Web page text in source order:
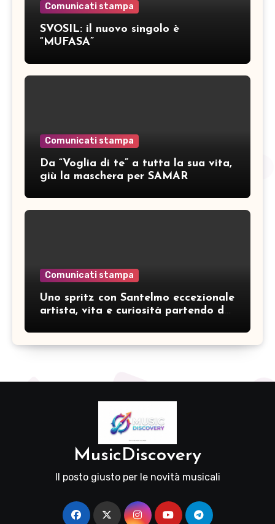
Comunicati stampa
SVOSIL: il nuovo singolo è
“MUFASA”
Comunicati stampa
Da “Voglia di te” a tutta la sua vita,
giù la maschera per SAMAR
Comunicati stampa
Uno spritz con Santelmo eccezionale
artista, vita e curiosità partendo da
MusicDiscovery
Il posto giusto per le novità musicali